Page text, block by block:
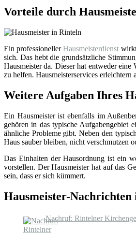
Vorteile durch
Ein professionellerHausmeisterdienst
sich. Das hebt die grundsätzliche
Hausmeister da. Dieser hat entweder
zu helfen. Hausmeisterservices
Weitere Aufgaben Ihres
Ein Hausmeister ist ebenfalls im
gehören in das typische Aufgabengebiet
ähnliche Probleme gibt. Neben den
Haus sauber bleiben, nicht verschmutzen
Das Einhalten der Hausordnung ist ein
vorstellen. Der Hausmeister hat auf das
sein, dass er sich kümmert.
Hausmeister-Nachrichten
Nachruf: Rintelner